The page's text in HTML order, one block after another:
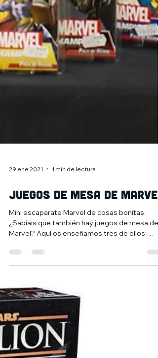
Juegos de mesa de Marvel
Mini escaparate Marvel de cosas bonitas.
¿Sabíais que también hay juegos de mesa de
Marvel? Aquí os enseñamos tres de ellos:
Marvel...